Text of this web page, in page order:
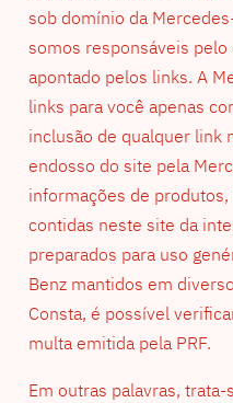
sob domínio da
somos responsáveis
apontado pelos links. A
links para você apenas
inclusão de qualquer link
endosso do site pela
informações de
contidas neste site da
preparados para uso
Benz mantidos em
Consta, é possível
multa emitida pela PRF.
Em outras palavras,